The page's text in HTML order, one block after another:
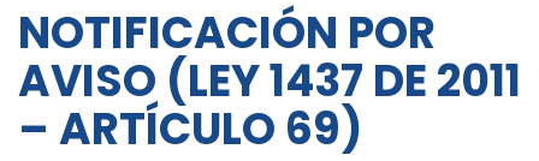
NOTIFICACIÓN POR
AVISO (LEY 1437 DE 2011
– ARTÍCULO 69)